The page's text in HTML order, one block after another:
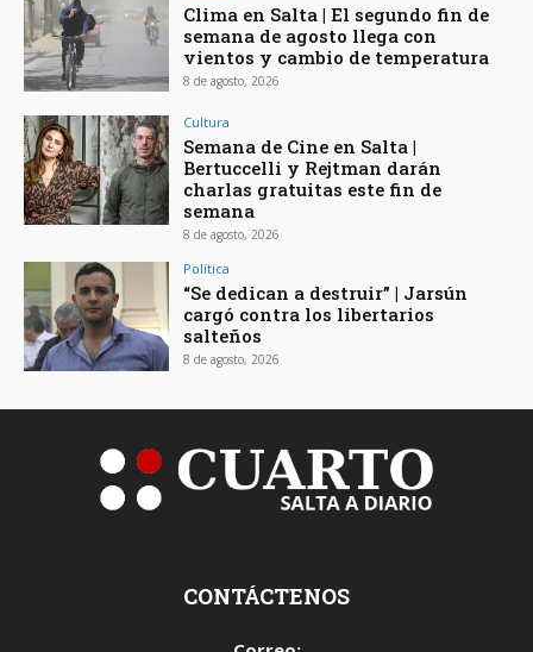
Clima en Salta | El segundo fin de
semana de agosto llega con
vientos y cambio de temperatura
8 de agosto, 2026
Cultura
Semana de Cine en Salta |
Bertuccelli y Rejtman darán
charlas gratuitas este fin de
semana
8 de agosto, 2026
Política
“Se dedican a destruir” | Jarsún
cargó contra los libertarios
salteños
8 de agosto, 2026
CONTÁCTENOS